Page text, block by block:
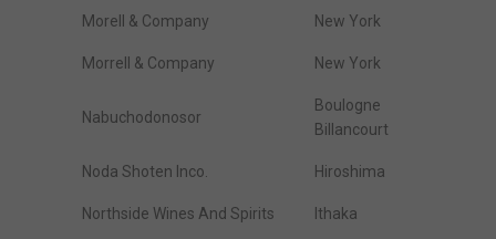
Morell & Company New York
Morrell & Company New York
Nabuchodonosor
Boulogne
Billancourt
Noda Shoten Inco. Hiroshima
Northside Wines And Spirits Ithaka